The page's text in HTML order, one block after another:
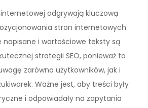
odgrywają kluczową
stron internetowych
napisane i wartościowe teksty są
strategii SEO, ponieważ to
zarówno użytkowników, jak i
Ważne jest, aby treści były
i odpowiadały na zapytania